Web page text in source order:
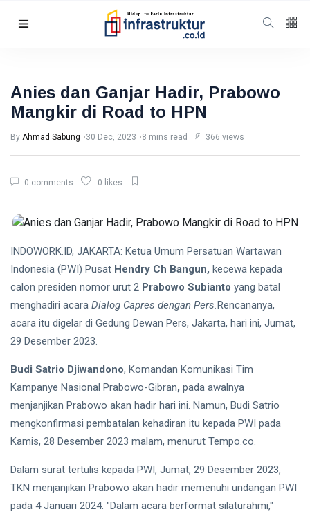
Follow us
Energi
(56)
Energi
(47)
Featured
(40)
Berita
(35)
Lastest
Post
L
HUMANIORA
Toko
Populer,
Modern
dan
Rekaman
Perdana
Aug,
2026
views
ENERGI
Anies dan Ganjar Hadir, Prabowo
Mangkir di Road to HPN
By Ahmad Sabung 30 Dec, 2023 8 mins read 366 views
0 comments 0 likes
INDOWORK.ID, JAKARTA: Ketua Umum Persatuan Wartawan
Indonesia (PWI) Pusat Hendry Ch Bangun, kecewa kepada
calon presiden nomor urut 2 Prabowo Subianto yang batal
menghadiri acara Dialog Capres dengan Pers.Rencananya,
acara itu digelar di Gedung Dewan Pers, Jakarta, hari ini, Jumat,
29 Desember 2023.
Budi Satrio Djiwandono, Komandan Komunikasi Tim
Kampanye Nasional Prabowo-Gibran, pada awalnya
menjanjikan Prabowo akan hadir hari ini. Namun, Budi Satrio
mengkonfirmasi pembatalan kehadiran itu kepada PWI pada
Kamis, 28 Desember 2023 malam, menurut Tempo.co.
Dalam surat tertulis kepada PWI, Jumat, 29 Desember 2023,
TKN menjanjikan Prabowo akan hadir memenuhi undangan PWI
pada 4 Januari 2024. "Dalam acara berformat silaturahmi,"